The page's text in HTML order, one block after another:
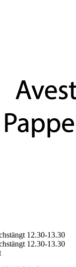
12.30-13.30
12.30-13.30